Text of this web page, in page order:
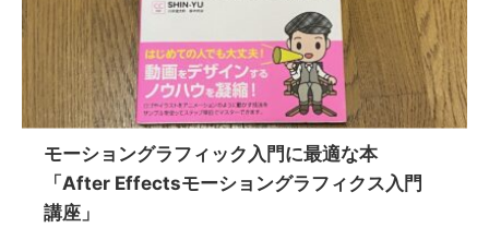
モーショングラフィック入門に最適な本
「After Effectsモーショングラフィクス入門
講座」